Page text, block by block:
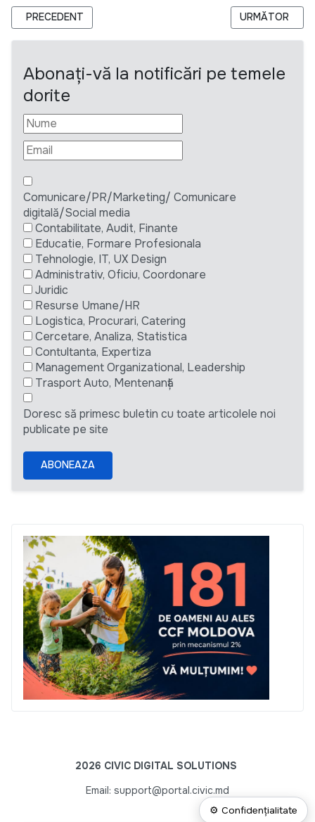
ARTICOL PRECEDENT: A.O. C.R.D.C. SPRIJINĂ
PRECEDENT ARTICOLUL
URMĂTOR
Abonați-vă la notificări pe temele
dorite
Comunicare/PR/Marketing/ Comunicare
digitală/Social media
Contabilitate, Audit, Finante
Educatie, Formare Profesionala
Tehnologie, IT, UX Design
Administrativ, Oficiu, Coordonare
Juridic
Resurse Umane/HR
Logistica, Procurari, Catering
Cercetare, Analiza, Statistica
Contultanta, Expertiza
Management Organizational, Leadership
Trasport Auto, Mentenanță
Doresc să primesc buletin cu toate articolele noi
publicate pe site
ABONEAZA
2026 CIVIC DIGITAL SOLUTIONS
Email: support@portal.civic.md
⚙ Confidențialitate